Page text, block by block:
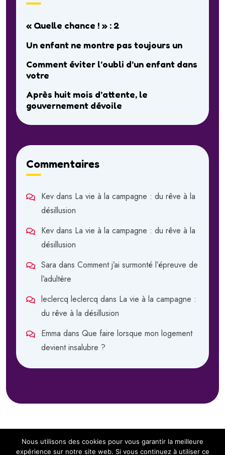
« Quelle chance ! » : 2
Un enfant ne montre pas toujours un
Comment éviter l’oubli d’un enfant dans
votre
Après huit mois d’attente, le
gouvernement dévoile
Commentaires
Kev dans La vie à la campagne : du rêve à la
désillusion
Kev dans La vie à la campagne : du rêve à la
désillusion
Sara dans Comment j’ai surmonté l’épreuve de
l’adultère
leclercq leclercq dans La vie à la campagne :
du rêve à la désillusion
Emma dans Que faire lorsque mon logement
devient insalubre ?
Nous utilisons des cookies pour vous garantir la meilleure
expérience sur notre site web. Si vous continuez à utiliser ce